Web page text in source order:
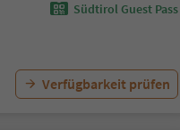
Südtirol Guest Pass
Verfügbarkeit prüfen